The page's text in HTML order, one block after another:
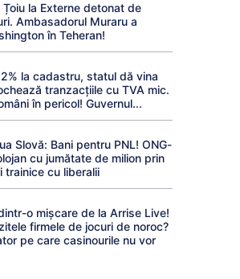
la Externe detonat de
Ambasadorul Muraru a
în Teheran!
la cadastru, statul dă vina
tranzacțiile cu TVA mic.
în pericol! Guvernul...
Slovă: Bani pentru PNL! ONG-
cu jumătate de milion prin
trainice cu liberalii
o mișcare de la Arrise Live!
firmele de jocuri de noroc?
pe care casinourile nu vor